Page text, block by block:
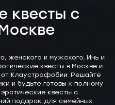
квесты с
женского и мужского, Инь и
квесты в Москве и
Клаустрофобии. Решайте
и будьте готовы к полному
квесты с
подарок для семейных